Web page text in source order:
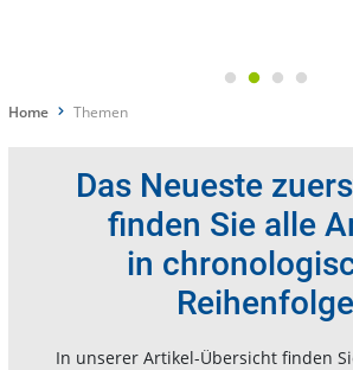
Home Themen
Das Neueste
finden Sie alle
in
Reihenfolge
In unserer Artikel-Übersicht finden